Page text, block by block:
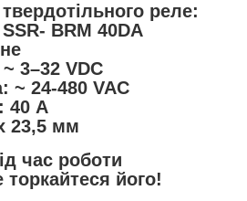
реле:
BRM 40DA
3–32 VDC
~ 24-480 VAC
40 А
23,5 мм
час роботи
торкайтеся його!